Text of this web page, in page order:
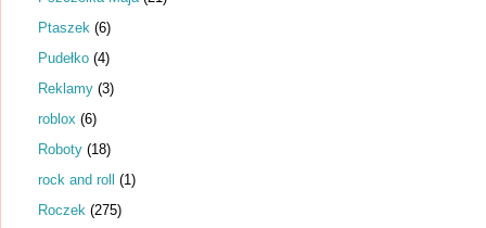
Ptaszek (6)
Pudełko (4)
Reklamy (3)
roblox (6)
Roboty (18)
rock and roll (1)
Roczek (275)